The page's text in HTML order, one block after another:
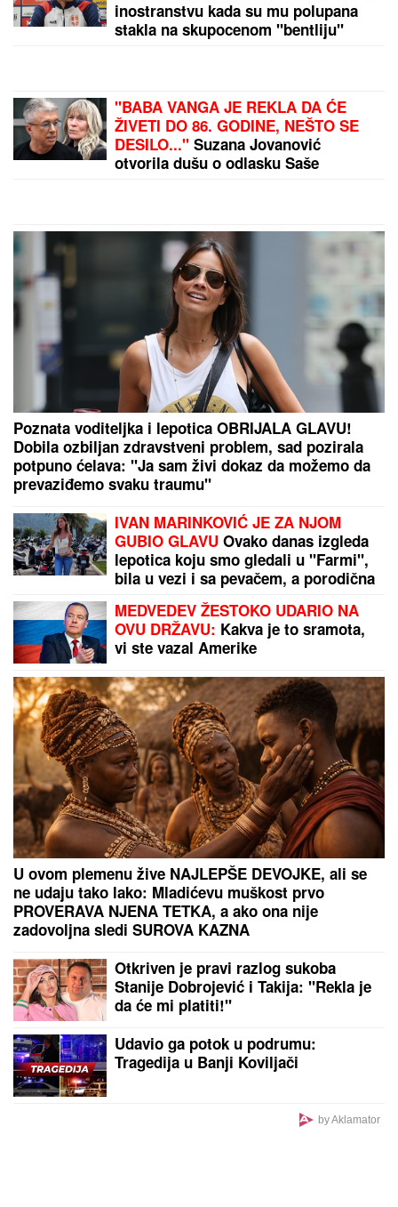
OGROMNA KAMENA OGRADA I GIPSANI LAVOVI
Ovo je porodična kuća Dragana Stankovića, sazidao
"Ajde ćuti dok govorim" Jovana
Jeremić izbacila političara iz takta,
skandal u emisiji kakav nije viđen!
onda je otkrivena jeziva istina nakon
koje je ona SMRŠALA 400
KILOGRAMA
Skočio sa 85 metara u reku i preživeo: Lekari ne
mogu da veruju, jedan detalj možda mu je spasao
život!
Ceo svet juri TORBU koja kod nas
skuplja prašinu i prodaje se NA
BUVLJACIMA: Srpkinje su je 2000-ih
obožavale, a sada je opet najtraženiji
komad!
KAKO DA NE PLATITE LEŽALjKU U
GRČKOJ? Mnogi turisti ovo ne
znaju, a možete besplatno proći ceo
dan
Otac Hejli Biber, čuveni glumac, otkrio zašto je
NAPUSTIO HOLIVUD: "Nisam hteo da budem kao
Tom Kruz", sreću pronašao u religiji - zaradio
stena
PREVARENA ZA 50.000 EVRA:
Emina Jahović opljačkana u
posle svega blokirala na mrežama
SRPSKOM REPREZENTATIVCU
inostranstvu kada su mu polupana
stakla na skupocenom "bentliju"